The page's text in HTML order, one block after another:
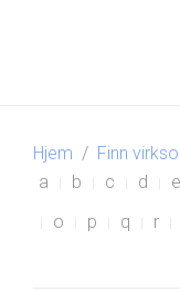
Hjem Finn
a
b c d e
o
p q r